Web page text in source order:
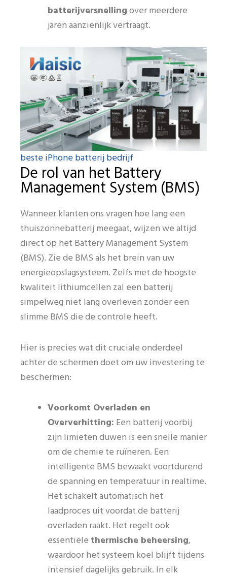
batterijversnellingover meerdere
jaren aanzienlijk vertraagt.
beste iPhone batterij bedrijf
De rol van het Battery
Management System (BMS)
Wanneer klanten ons vragen hoe lang een
thuiszonnebatterij meegaat, wijzen we altijd
direct op het Battery Management System
(BMS). Zie de BMS als het brein van uw
energieopslagsysteem. Zelfs met de hoogste
kwaliteit lithiumcellen zal een batterij
simpelweg niet lang overleven zonder een
slimme BMS die de controle heeft.
Hier is precies wat dit cruciale onderdeel
achter de schermen doet om uw investering te
beschermen:
Voorkomt Overladen en
Oververhitting: Een batterij voorbij
zijn limieten duwen is een snelle manier
om de chemie te ruïneren. Een
intelligente BMS bewaakt voortdurend
de spanning en temperatuur in realtime.
Het schakelt automatisch het
laadproces uit voordat de batterij
overladen raakt. Het regelt ook
essentiële thermische beheersing,
waardoor het systeem koel blijft tijdens
intensief dagelijks gebruik. In elk